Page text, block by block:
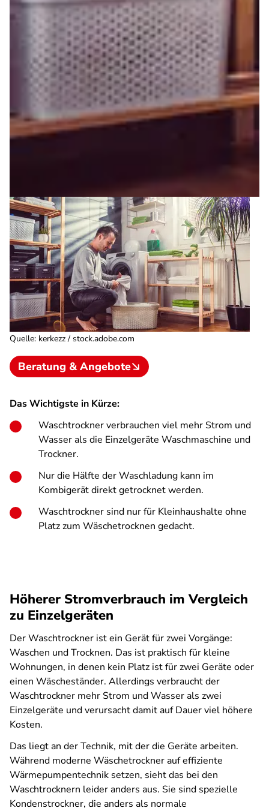
Quelle: kerkezz / stock.adobe.com
Beratung & Angebote
Das Wichtigste in Kürze:
Waschtrockner verbrauchen viel mehr Strom und
Wasser als die Einzelgeräte Waschmaschine und
Trockner.
Nur die Hälfte der Waschladung kann im
Kombigerät direkt getrocknet werden.
Waschtrockner sind nur für Kleinhaushalte ohne
Platz zum Wäschetrocknen gedacht.
Höherer Stromverbrauch im Vergleich
zu Einzelgeräten
Der Waschtrockner ist ein Gerät für zwei Vorgänge:
Waschen und Trocknen. Das ist praktisch für kleine
Wohnungen, in denen kein Platz ist für zwei Geräte oder
einen Wäscheständer. Allerdings verbraucht der
Waschtrockner mehr Strom und Wasser als zwei
Einzelgeräte und verursacht damit auf Dauer viel höhere
Kosten.
Das liegt an der Technik, mit der die Geräte arbeiten.
Während moderne Wäschetrockner auf effiziente
Wärmepumpentechnik setzen, sieht das bei den
Waschtrocknern leider anders aus. Sie sind spezielle
Kondenstrockner, die anders als normale